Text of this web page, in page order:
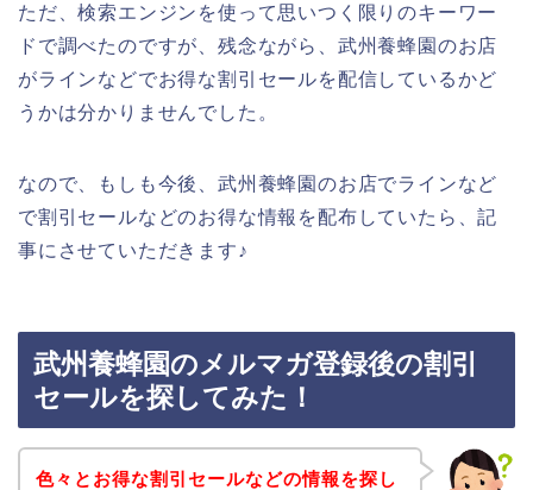
ただ、検索エンジンを使って思いつく限りのキーワー
ドで調べたのですが、残念ながら、武州養蜂園のお店
がラインなどでお得な割引セールを配信しているかど
うかは分かりませんでした。
なので、もしも今後、武州養蜂園のお店でラインなど
で割引セールなどのお得な情報を配布していたら、記
事にさせていただきます♪
武州養蜂園のメルマガ登録後の割引
セールを探してみた！
色々とお得な割引セールなどの情報を探し